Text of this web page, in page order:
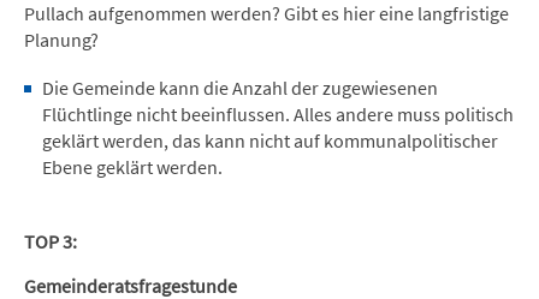
Pullach aufgenommen werden? Gibt es hier eine langfristige
Planung?
Die Gemeinde kann die Anzahl der zugewiesenen
Flüchtlinge nicht beeinflussen. Alles andere muss politisch
geklärt werden, das kann nicht auf kommunalpolitischer
Ebene geklärt werden.
TOP 3:
Gemeinderatsfragestunde